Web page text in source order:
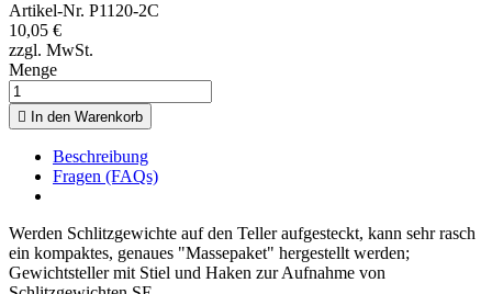
Artikel-Nr. P1120-2C
10,05 €
zzgl. MwSt.
Menge
 In den Warenkorb
Beschreibung
Fragen (FAQs)
Werden Schlitzgewichte auf den Teller aufgesteckt, kann sehr rasch
ein kompaktes, genaues "Massepaket" hergestellt werden;
Gewichtsteller mit Stiel und Haken zur Aufnahme von